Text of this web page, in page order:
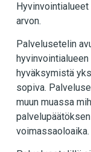
arvon.
Palvelusetelin
hyväksymistä
sopiva.
muun muassa
voimassaoloaika.